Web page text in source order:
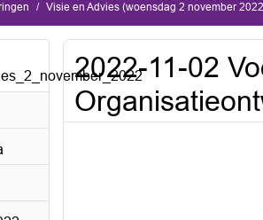
Visie en Advies (woensdag 2 november
2022-11-02